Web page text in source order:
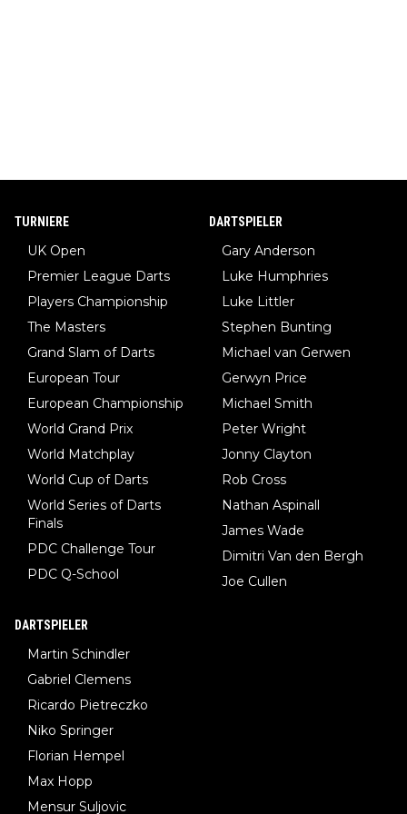
TURNIERE
UK Open
Premier League Darts
Players Championship
The Masters
Grand Slam of Darts
European Tour
European Championship
World Grand Prix
World Matchplay
World Cup of Darts
World Series of Darts
Finals
PDC Challenge Tour
PDC Q-School
DARTSPIELER
Gary Anderson
Luke Humphries
Luke Littler
Stephen Bunting
Michael van Gerwen
Gerwyn Price
Michael Smith
Peter Wright
Jonny Clayton
Rob Cross
Nathan Aspinall
James Wade
Dimitri Van den Bergh
Joe Cullen
DARTSPIELER
Martin Schindler
Gabriel Clemens
Ricardo Pietreczko
Niko Springer
Florian Hempel
Max Hopp
Mensur Suljovic